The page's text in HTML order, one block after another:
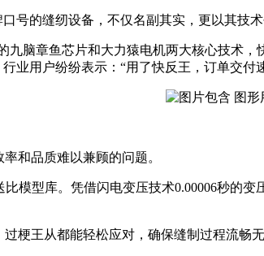
的缝纫设备，不仅名副其实，更以其技术
章鱼芯片和大力猿电机两大核心技术，
业用户纷纷表示：“用了快反王，订单交
和品质难以兼顾的问题。
型库。凭借闪电变压技术0.00006秒的变
王从都能轻松应对，确保缝制过程流畅